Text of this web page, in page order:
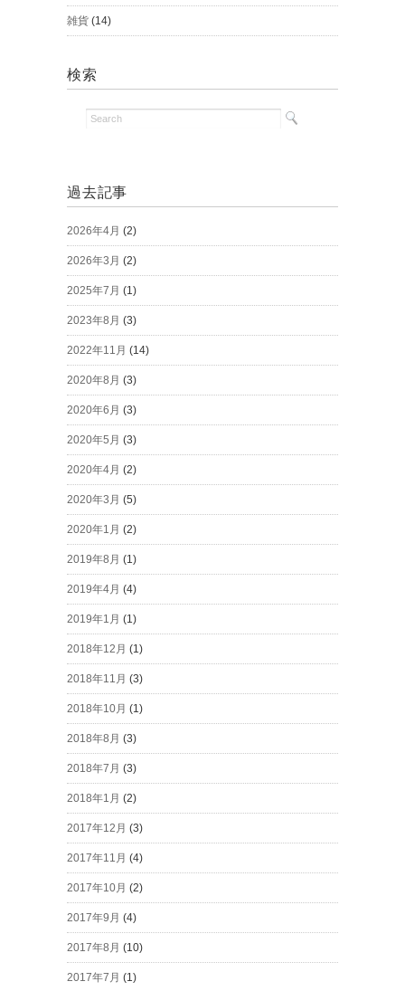
雑貨 (14)
検索
過去記事
2026年4月 (2)
2026年3月 (2)
2025年7月 (1)
2023年8月 (3)
2022年11月 (14)
2020年8月 (3)
2020年6月 (3)
2020年5月 (3)
2020年4月 (2)
2020年3月 (5)
2020年1月 (2)
2019年8月 (1)
2019年4月 (4)
2019年1月 (1)
2018年12月 (1)
2018年11月 (3)
2018年10月 (1)
2018年8月 (3)
2018年7月 (3)
2018年1月 (2)
2017年12月 (3)
2017年11月 (4)
2017年10月 (2)
2017年9月 (4)
2017年8月 (10)
2017年7月 (1)